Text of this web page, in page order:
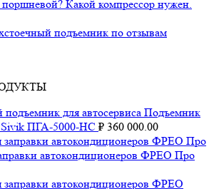
Какой компрессор нужен.
подъемник по отзывам
Подъемник
Sivik ПГА-5000-НС ₽ 360 000.00
автокондиционеров ФРЕО Про